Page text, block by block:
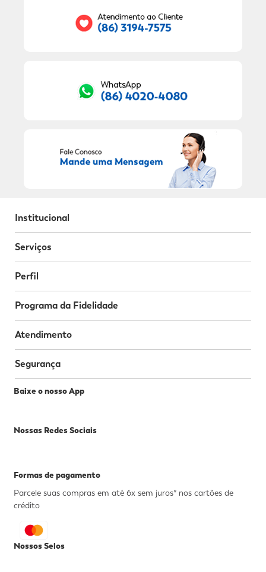
Institucional
Serviços
Perfil
Programa da Fidelidade
Atendimento
Segurança
Baixe o nosso App
Nossas Redes Sociais
Formas de pagamento
Parcele suas compras em até 6x sem juros* nos cartões de
crédito
Nossos Selos